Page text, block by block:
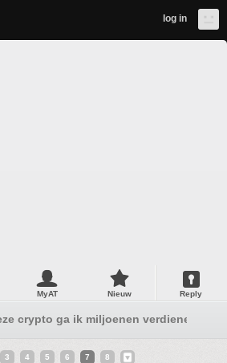
log in
MyAT Nieuw Reply
crypto ga ik miljoenen verdienen in
3 4 5 6 7 8